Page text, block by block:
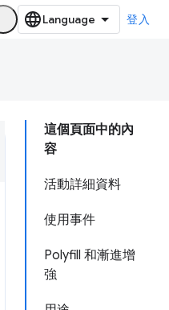
登入
這個頁面中的內
容
活動詳細資料
使用事件
Polyfill 和漸進增
強